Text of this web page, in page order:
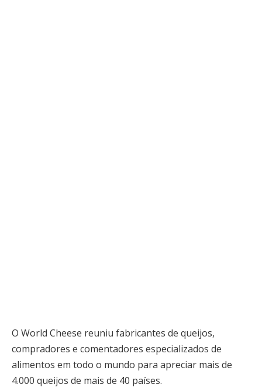
O World Cheese reuniu fabricantes de queijos,
compradores e comentadores especializados de
alimentos em todo o mundo para apreciar mais de
4.000 queijos de mais de 40 países.